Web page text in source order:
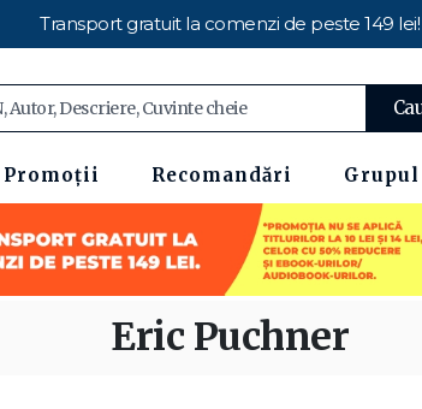
Transport gratuit la comenzi de peste 149 lei!
Promoții Recomandări
Eric Puchner